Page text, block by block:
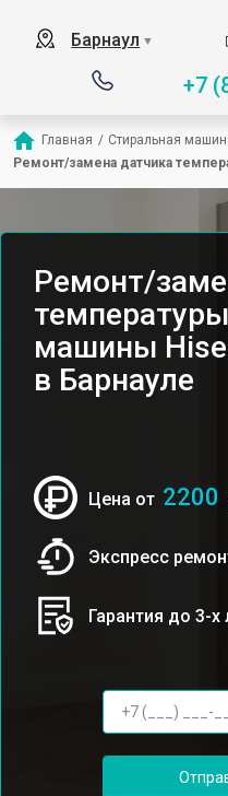
Барнаул ▼
+7
Главная / Стиральная
Ремонт/замена датчика
Ремонт/
машины
в Барнауле
Цена от 2200
Экспресс
Гарантия до 3-х